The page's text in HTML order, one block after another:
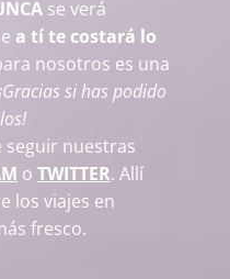
se verá
a tí te costará lo
nosotros es una
¡Gracias si has podido
seguir nuestras
o TWITTER. Allí
los viajes en
fresco.